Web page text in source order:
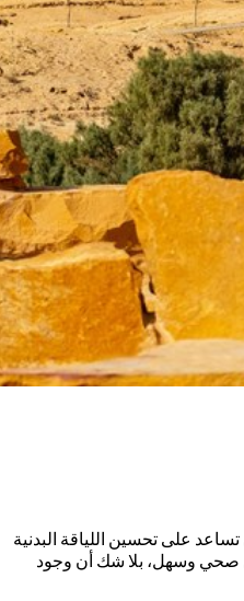
على تحسين اللياقة البدنية
صحي وسهل، بلا شك أن وجود